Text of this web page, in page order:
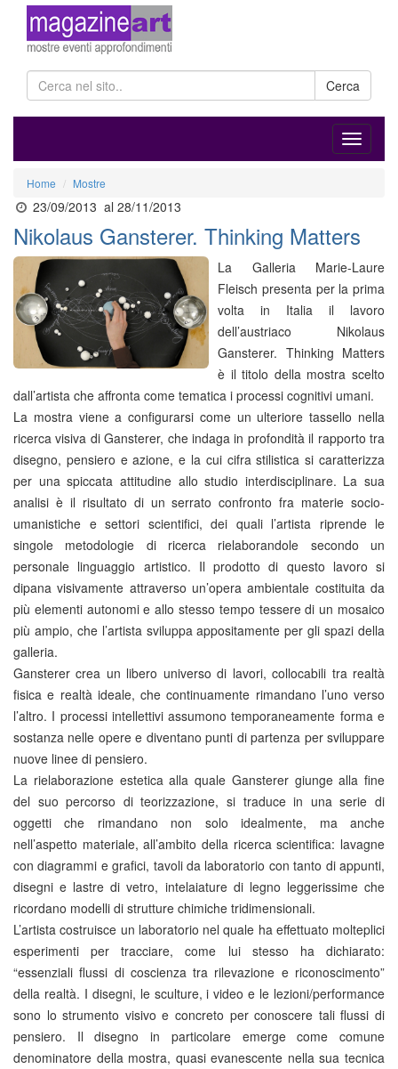
Cerca
Home Mostre
23/09/2013 al 28/11/2013
Nikolaus Gansterer. Thinking Matters
La Galleria Marie-Laure
Fleisch presenta per la prima
volta in Italia il lavoro
dell’austriaco Nikolaus
Gansterer. Thinking Matters
è il titolo della mostra scelto
dall’artista che affronta come tematica i processi cognitivi umani.
La mostra viene a configurarsi come un ulteriore tassello nella
ricerca visiva di Gansterer, che indaga in profondità il rapporto tra
disegno, pensiero e azione, e la cui cifra stilistica si caratterizza
per una spiccata attitudine allo studio interdisciplinare. La sua
analisi è il risultato di un serrato confronto fra materie socio-
umanistiche e settori scientifici, dei quali l’artista riprende le
singole metodologie di ricerca rielaborandole secondo un
personale linguaggio artistico. Il prodotto di questo lavoro si
dipana visivamente attraverso un’opera ambientale costituita da
più elementi autonomi e allo stesso tempo tessere di un mosaico
più ampio, che l’artista sviluppa appositamente per gli spazi della
galleria.
Gansterer crea un libero universo di lavori, collocabili tra realtà
fisica e realtà ideale, che continuamente rimandano l’uno verso
l’altro. I processi intellettivi assumono temporaneamente forma e
sostanza nelle opere e diventano punti di partenza per sviluppare
nuove linee di pensiero.
La rielaborazione estetica alla quale Gansterer giunge alla fine
del suo percorso di teorizzazione, si traduce in una serie di
oggetti che rimandano non solo idealmente, ma anche
nell’aspetto materiale, all’ambito della ricerca scientifica: lavagne
con diagrammi e grafici, tavoli da laboratorio con tanto di appunti,
disegni e lastre di vetro, intelaiature di legno leggerissime che
ricordano modelli di strutture chimiche tridimensionali.
L’artista costruisce un laboratorio nel quale ha effettuato molteplici
esperimenti per tracciare, come lui stesso ha dichiarato:
“essenziali flussi di coscienza tra rilevazione e riconoscimento”
della realtà. I disegni, le sculture, i video e le lezioni/performance
sono lo strumento visivo e concreto per conoscere tali flussi di
pensiero. Il disegno in particolare emerge come comune
denominatore della mostra, quasi evanescente nella sua tecnica